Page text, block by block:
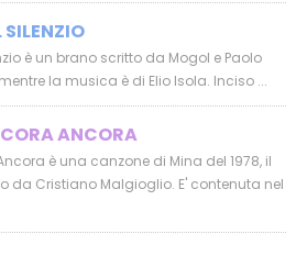
SILENZIO
è un brano scritto da Mogol e Paolo
la musica è di Elio Isola. Inciso ...
ANCORA
è una canzone di Mina del 1978, il
da Cristiano Malgioglio. E' contenuta nel